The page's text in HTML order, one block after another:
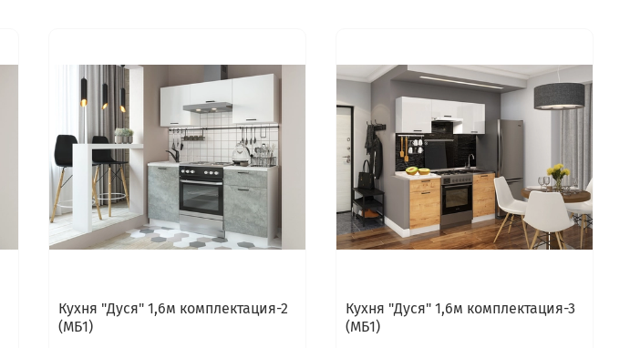
Кухня "Дуся" 1,6м комплектация-2
(МБ1)
Кухня "Дуся" 1,6м комплектация-3
(МБ1)